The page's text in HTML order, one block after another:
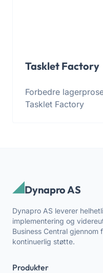
Tasklet Factory
Forbedre
Tasklet Factory
Dynapro AS
Dynapro AS leverer
implementering og
Business Central
kontinuerlig støtte.
Produkter